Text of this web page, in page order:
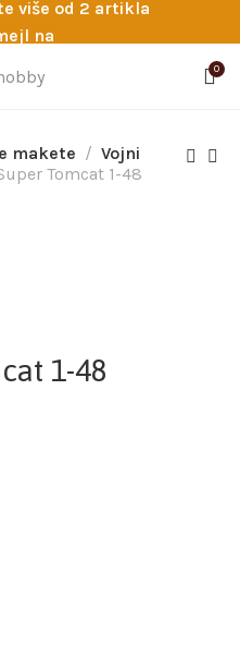
više od 2 artikla
na
preciznim šiframa
možete pozvati
0
makete
Vojni
Tomcat 1-48
1-48